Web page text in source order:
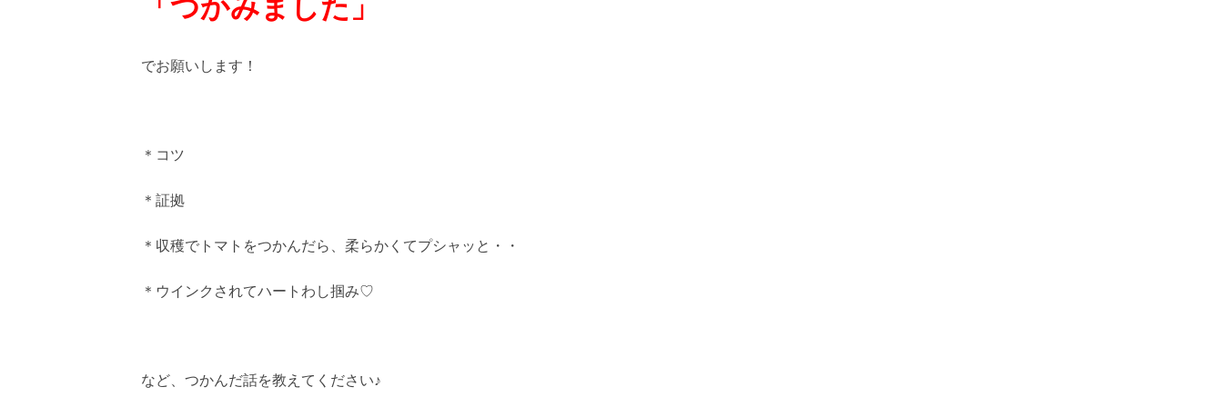
「つかみました 」
でお願いします！
＊コツ
＊証拠
＊収穫でトマトをつかんだら、柔らかくてプシャッと・・
＊ウインクされてハートわし掴み♡
など、つかんだ話を教えてください♪